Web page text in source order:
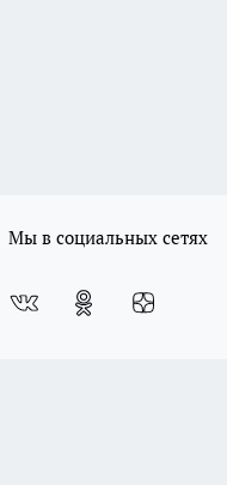
Мы в социальных сетях